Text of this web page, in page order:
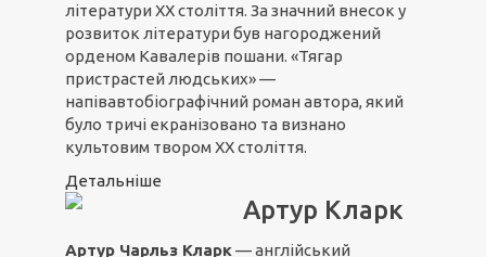
літератури ХХ століття. За значний внесок у
розвиток літератури був нагороджений
орденом Кавалерів пошани. «Тягар
пристрастей людських» —
напівавтобіографічний роман автора, який
було тричі екранізовано та визнано
культовим твором ХХ століття.
Детальніше
Артур Кларк
Артур Чарльз Кларк— англійський